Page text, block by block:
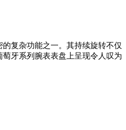
复杂功能之一。其持续旋转不仅
牙系列腕表表盘上呈现令人叹为